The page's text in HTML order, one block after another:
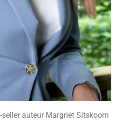
auteur Margriet Sitskoorn